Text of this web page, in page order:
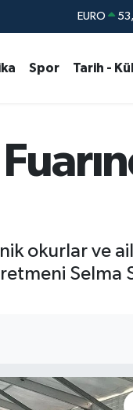
STERLİN
BİST100
Spor Tarih -
okurlar ve